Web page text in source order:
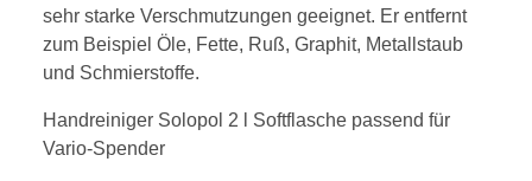
sehr starke Verschmutzungen geeignet. Er entfernt
zum Beispiel Öle, Fette, Ruß, Graphit, Metallstaub
und Schmierstoffe.
Handreiniger Solopol 2 l Softflasche passend für
Vario-Spender